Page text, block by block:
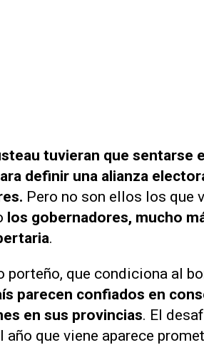
tuvieran que sentarse
definir una alianza
Pero no son ellos los que
los gobernadores, mucho
.
que condiciona al
parecen confiados en
en sus provincias. El
que viene aparece